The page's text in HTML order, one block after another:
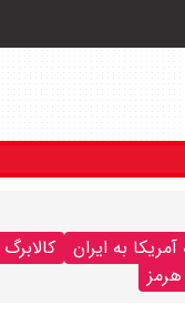
به ایران